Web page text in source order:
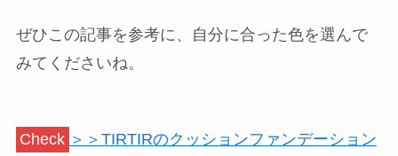
ぜひこの記事を参考に、自分に合った色を選んで
みてくださいね。
Check ＞＞TIRTIRのクッションファンデーション